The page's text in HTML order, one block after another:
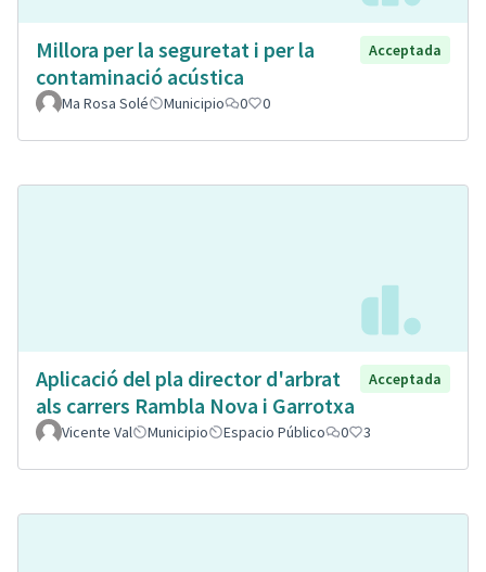
Millora per la seguretat i per la
contaminació acústica
Acceptada
Ma Rosa Solé Municipio 0 0
Aplicació del pla director d'arbrat
als carrers Rambla Nova i Garrotxa
Acceptada
Vicente Val Municipio Espacio Público 0 3